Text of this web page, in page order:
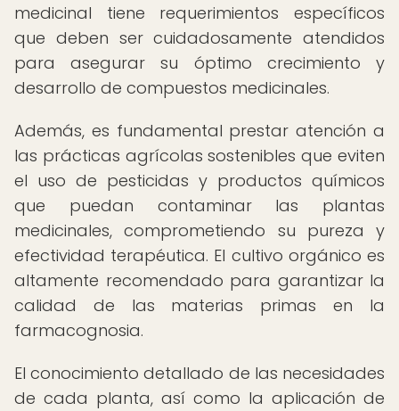
medicinal tiene requerimientos específicos
que deben ser cuidadosamente atendidos
para asegurar su óptimo crecimiento y
desarrollo de compuestos medicinales.
Además, es fundamental prestar atención a
las prácticas agrícolas sostenibles que eviten
el uso de pesticidas y productos químicos
que puedan contaminar las plantas
medicinales, comprometiendo su pureza y
efectividad terapéutica. El cultivo orgánico es
altamente recomendado para garantizar la
calidad de las materias primas en la
farmacognosia.
El conocimiento detallado de las necesidades
de cada planta, así como la aplicación de